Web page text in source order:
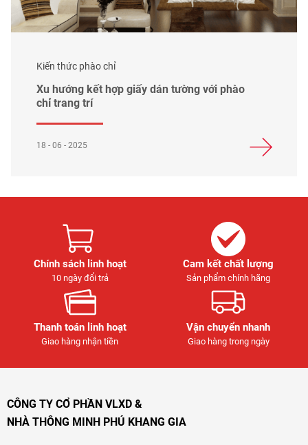
Kiến thức phào chỉ
Xu hướng kết hợp giấy dán tường với phào
chỉ trang trí
18 - 06 - 2025
Chính sách linh hoạt
10 ngày đổi trả
Cam kết chất lượng
Sản phẩm chính hãng
Thanh toán linh hoạt
Giao hàng nhận tiền
Vận chuyển nhanh
Giao hàng trong ngày
CÔNG TY CỔ PHẦN VLXD &
NHÀ THÔNG MINH PHÚ KHANG GIA